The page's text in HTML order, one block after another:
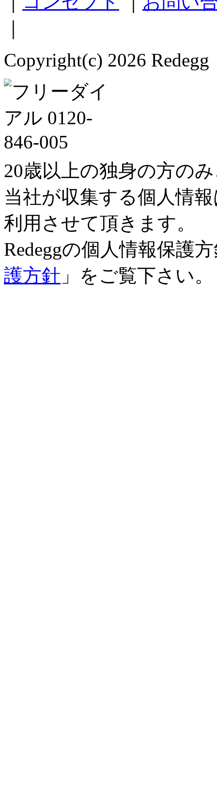
Copyright(c) 2026
20歳以上の独身の方の
当社が収集する個人情
利用させて頂きます。
Redeggの個人情報保護
護方針 」をご覧下さい。